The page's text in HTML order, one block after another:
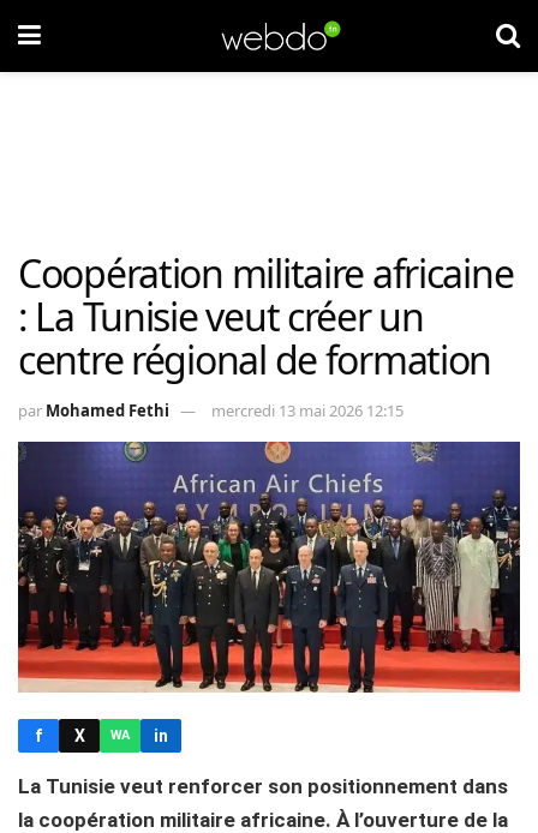
Coopération militaire africaine
: La Tunisie veut créer un
centre régional de formation
par Mohamed Fethi mercredi 13 mai 2026 12:15
f X WA in
La Tunisie veut renforcer son positionnement dans
la coopération militaire africaine. À l’ouverture de la